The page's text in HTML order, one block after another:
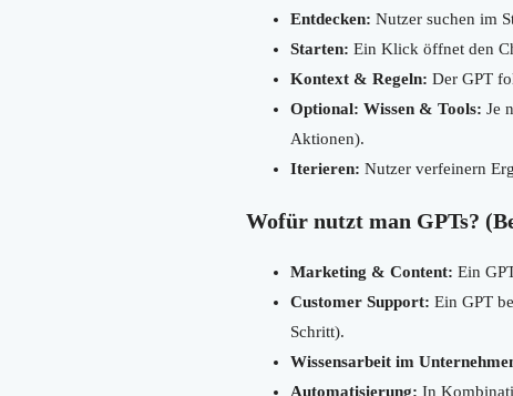
Entdecken: Nutzer suchen im
Starten: Ein Klick öffnet den
Kontext & Regeln: Der GPT
Optional: Wissen & Tools: Je
Aktionen).
Iterieren: Nutzer verfeinern
Wofür nutzt man GPTs?
Marketing & Content: Ein
Customer Support: Ein GPT
Schritt).
Wissensarbeit im
Automatisierung: In